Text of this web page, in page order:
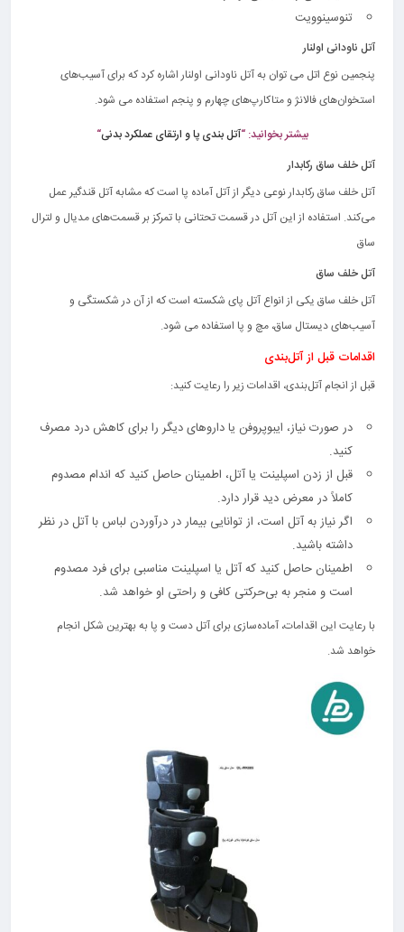
تنوسینوویت
آتل ناودانی اولنار
پنجمین نوع اتل می توان به آتل ناودانی اولنار اشاره کرد که برای آسیب‌های
استخوان‌های فالانژ و متاکارپ‌های چهارم و پنجم استفاده می شود.
بیشتر بخوانید: “آتل بندی پا و ارتقای عملکرد بدنی“
آتل خلف ساق رکابدار
آتل خلف ساق رکابدار نوعی دیگر از آتل آماده پا است که مشابه آتل قندگیر عمل
می‌کند. استفاده از این آتل در قسمت تحتانی با تمرکز بر قسمت‌های مدیال و لترال
ساق
آتل خلف ساق
آتل خلف ساق یکی از انواع آتل پای شکسته است که از آن در شکستگی‌ و
آسیب‌های دیستال ساق، مچ و پا استفاده می شود.
اقدامات قبل از آتل‌بندی
قبل از انجام آتل‌بندی، اقدامات زیر را رعایت کنید:
در صورت نیاز، ایبوپروفن یا داروهای دیگر را برای کاهش درد مصرف
کنید.
قبل از زدن اسپلینت یا آتل، اطمینان حاصل کنید که اندام مصدوم
کاملاً در معرض دید قرار دارد.
اگر نیاز به آتل است، از توانایی بیمار در درآوردن لباس با آتل در نظر
داشته باشید.
اطمینان حاصل کنید که آتل یا اسپلینت مناسبی برای فرد مصدوم
است و منجر به بی‌حرکتی کافی و راحتی او خواهد شد.
با رعایت این اقدامات، آماده‌سازی برای آتل دست و پا به بهترین شکل انجام
خواهد شد.